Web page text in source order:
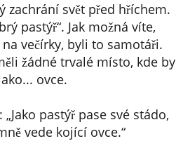
zachrání svět před hříchem.
pastýř“. Jak možná víte,
večírky, byli to samotáři.
žádné trvalé místo, kde by
ovce.
pastýř pase své stádo,
vede kojící ovce.“